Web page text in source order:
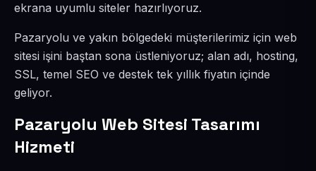
ekrana uyumlu siteler hazırlıyoruz.
Pazaryolu ve yakın bölgedeki müşterilerimiz için web
sitesi işini baştan sona üstleniyoruz; alan adı, hosting,
SSL, temel SEO ve destek tek yıllık fiyatın içinde
geliyor.
Pazaryolu Web Sitesi Tasarımı
Hizmeti